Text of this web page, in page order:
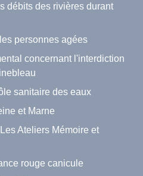
débits des rivières durant
personnes agées
concernant l'interdiction
sanitaire des eaux
et Marne
Ateliers Mémoire et
rouge canicule